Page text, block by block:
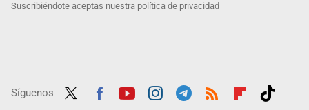
Suscribiéndote aceptas nuestra política de privacidad
Síguenos